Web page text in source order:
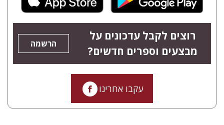
רוצים לקבל עדכונים על
מבצעים וספרים חדשים?
הרשמה
עקבו אחרינו